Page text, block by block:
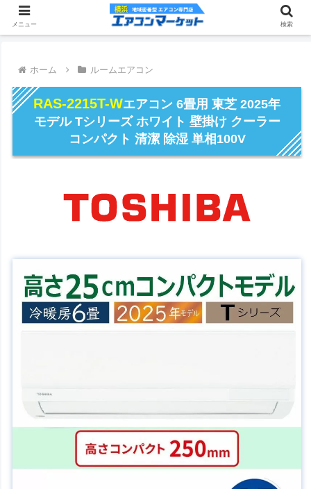
ホーム ルームエアコン
RAS-2215T-Wエアコン 6畳用 東芝 2025年
モデル Tシリーズ ホワイト 壁掛け クーラー
コンパクト 清潔 除湿 単相100V
メニュー 検索